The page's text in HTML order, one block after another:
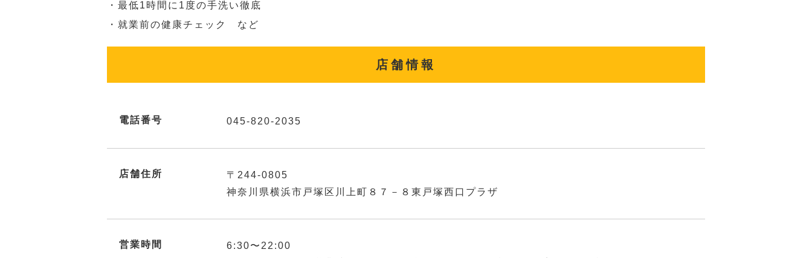
・最低1時間に1度の手洗い徹底
・就業前の健康チェック など
店舗情報
電話番号 045-820-2035
店舗住所
〒244-0805
神奈川県横浜市戸塚区川上町８７－８東戸塚西口プラザ
営業時間
6:30〜22:00